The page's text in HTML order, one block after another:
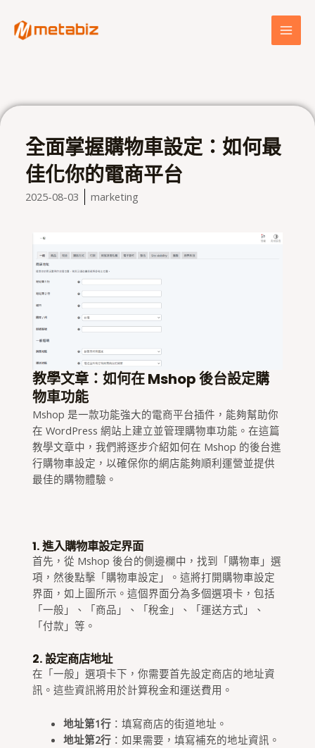
全面掌握購物車設定：如何最
佳化你的電商平台
2025-08-03 marketing
教學文章：如何在 Mshop 後台設定購
物車功能
Mshop 是一款功能強大的電商平台插件，能夠幫助你
在 WordPress 網站上建立並管理購物車功能。在這篇
教學文章中，我們將逐步介紹如何在 Mshop 的後台進
行購物車設定，以確保你的網店能夠順利運營並提供
最佳的購物體驗。
1. 進入購物車設定界面
首先，從 Mshop 後台的側邊欄中，找到「購物車」選
項，然後點擊「購物車設定」。這將打開購物車設定
界面，如上圖所示。這個界面分為多個選項卡，包括
「一般」、「商品」、「稅金」、「運送方式」、
「付款」等。
2. 設定商店地址
在「一般」選項卡下，你需要首先設定商店的地址資
訊。這些資訊將用於計算稅金和運送費用。
地址第1行：填寫商店的街道地址。
地址第2行：如果需要，填寫補充的地址資訊。